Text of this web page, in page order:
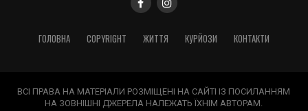
ГОЛОВНА COPYRIGHT ЖИТТЯ КУРЙОЗИ КОНТАКТИ
ВСІ ПРАВА НА МАТЕРІАЛИ РОЗМІЩЕНІ НА САЙТІ ІЗ ПОСИЛАННЯМ
НА ЗОВНІШНІ ДЖЕРЕЛА НАЛЕЖАТЬ ЇХНІМ АВТОРАМ.